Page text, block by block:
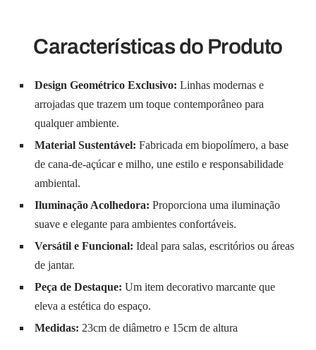
Características do Produto
Design Geométrico Exclusivo: Linhas modernas e
arrojadas que trazem um toque contemporâneo para
qualquer ambiente.
Material Sustentável: Fabricada em biopolímero, a base
de cana-de-açúcar e milho, une estilo e responsabilidade
ambiental.
Iluminação Acolhedora: Proporciona uma iluminação
suave e elegante para ambientes confortáveis.
Versátil e Funcional: Ideal para salas, escritórios ou áreas
de jantar.
Peça de Destaque: Um item decorativo marcante que
eleva a estética do espaço.
Medidas: 23cm de diâmetro e 15cm de altura